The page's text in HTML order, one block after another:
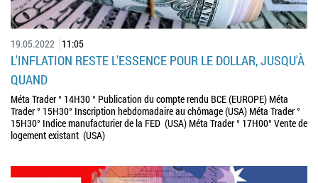
19.05.2022 11:05
L'INFLATION RESTE L'ESSENCE POUR LE DOLLAR, JUSQU'À
QUAND
Méta Trader ° 14H30 ° Publication du compte rendu BCE (EUROPE) Méta
Trader ° 15H30° Inscription hebdomadaire au chômage (USA) Méta Trader °
15H30° Indice manufacturier de la FED (USA) Méta Trader ° 17H00° Vente de
logement existant (USA)